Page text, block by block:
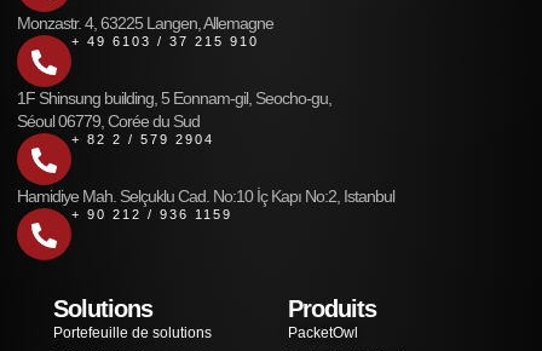
Monzastr. 4, 63225 Langen, Allemagne
+ 49 6103 / 37 215 910
1F Shinsung building, 5 Eonnam-gil, Seocho-gu,
Séoul 06779, Corée du Sud
+ 82 2 / 579 2904
Hamidiye Mah. Selçuklu Cad. No:10 İç Kapı No:2, Istanbul
+ 90 212 / 936 1159
Solutions
Portefeuille de solutions
Produits
PacketOwl